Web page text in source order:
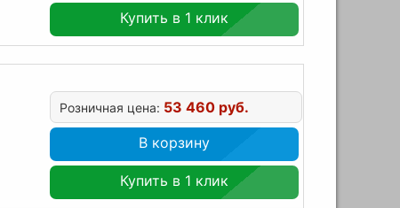
Купить в 1 клик
Розничная цена: 53 460 руб.
В корзину
Купить в 1 клик